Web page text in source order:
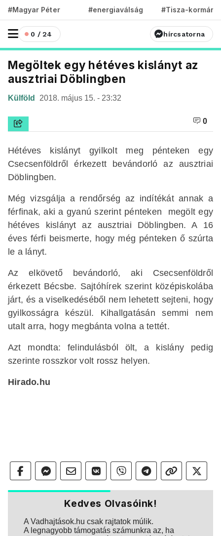
#Magyar Péter #energiaválság #Tisza-kormány
0 / 24 hírcsatorna
Megöltek egy hétéves kislányt az
ausztriai Döblingben
Külföld 2018. május 15. - 23:32
0
Hétéves kislányt gyilkolt meg pénteken egy
Csecsenföldről érkezett bevándorló az ausztriai
Döblingben.
Még vizsgálja a rendőrség az indítékát annak a
férfinak, aki a gyanú szerint pénteken megölt egy
hétéves kislányt az ausztriai Döblingben. A 16
éves férfi beismerte, hogy még pénteken ő szúrta
le a lányt.
Az elkövető bevándorló, aki Csecsenföldről
érkezett Bécsbe. Sajtóhírek szerint középiskolába
járt, és a viselkedéséből nem lehetett sejteni, hogy
gyilkosságra készül. Kihallgatásán semmi nem
utalt arra, hogy megbánta volna a tettét.
Azt mondta: felindulásból ölt, a kislány pedig
szerinte rosszkor volt rossz helyen.
Hirado.hu
Kedves Olvasóink!
A Vadhajtások.hu csak rajtatok múlik.
A legnagyobb támogatás számunkra az, ha